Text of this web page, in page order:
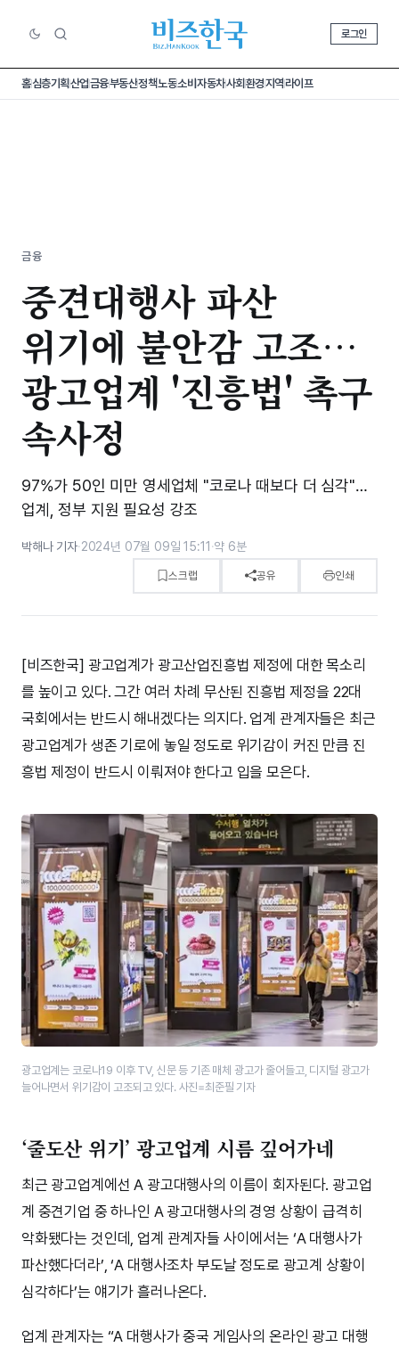
로그인
홈심층기획산업금융부동산정책노동소비 자동차사회환경지역라이프
금융
중견대행사 파산
위기에 불안감 고조…
광고업계 '진흥법' 촉구
속사정
97%가 50인 미만 영세업체 "코로나 때보다 더 심각"…
업계, 정부 지원 필요성 강조
박해나 기자·2024년 07월 09일 15:11 ·약 6분
스크랩 공유 인쇄
[비즈한국] 광고업계가 광고산업진흥법 제정에 대한 목소리
를 높이고 있다. 그간 여러 차례 무산된 진흥법 제정을 22대
국회에서는 반드시 해내겠다는 의지다. 업계 관계자들은 최근
광고업계가 생존 기로에 놓일 정도로 위기감이 커진 만큼 진
흥법 제정이 반드시 이뤄져야 한다고 입을 모은다.
광고업계는 코로나19 이후 TV, 신문 등 기존 매체 광고가 줄어들고, 디지털 광고가
늘어나면서 위기감이 고조되고 있다. 사진=최준필 기자
‘줄도산 위기’ 광고업계 시름 깊어가네
최근 광고업계에선 A 광고대행사의 이름이 회자된다. 광고업
계 중견기업 중 하나인 A 광고대행사의 경영 상황이 급격히
악화됐다는 것인데, 업계 관계자들 사이에서는 ‘A 대행사가
파산했다더라’, ‘A 대행사조차 부도날 정도로 광고계 상황이
심각하다’는 얘기가 흘러나온다.
업계 관계자는 “A 대행사가 중국 게임사의 온라인 광고 대행